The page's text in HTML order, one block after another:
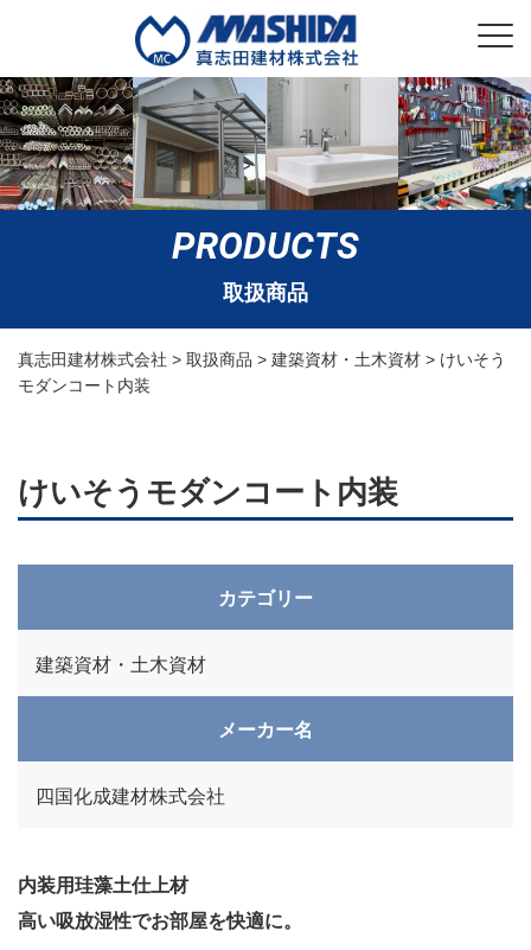
PRODUCTS
取扱商品
真志田建材株式会社 > 取扱商品 > 建築資材・土木資材 > けいそう
モダンコート内装
けいそうモダンコート内装
カテゴリー
建築資材・土木資材
メーカー名
四国化成建材株式会社
内装用珪藻土仕上材
高い吸放湿性でお部屋を快適に。